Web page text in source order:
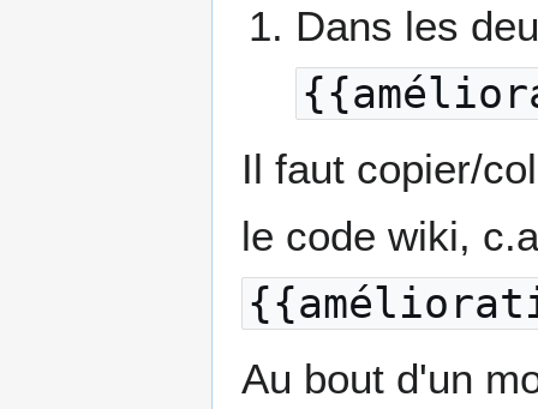
Dans les
Il faut copier/
le code wiki,
Au bout d'un